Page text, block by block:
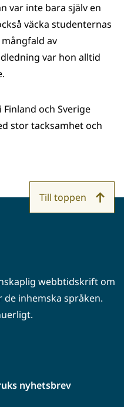
var inte bara själv en
väcka studenternas
av
var hon alltid
och Sverige
stor tacksamhet och
webbtidskrift om
inhemska språken.
nyhetsbrev
Till toppen